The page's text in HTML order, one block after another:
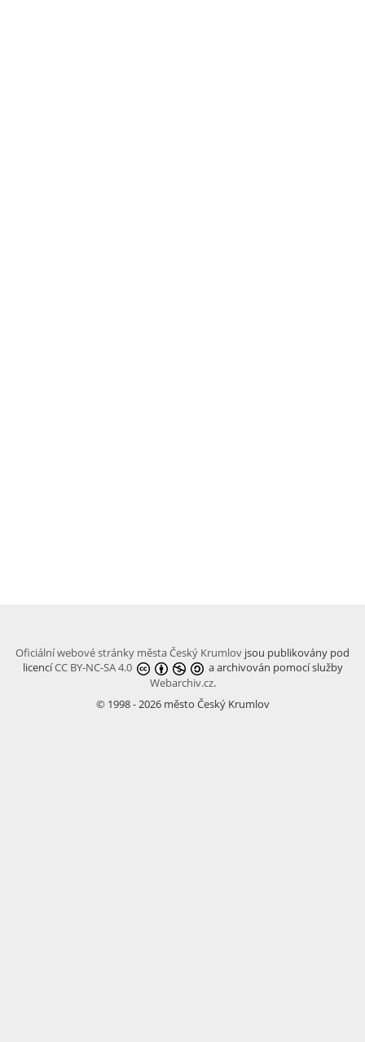
Oficiální webové stránky města Český Krumlov jsou publikovány pod
licencíCC BY-NC-SA 4.0
a archivován pomocí služby
Webarchiv.cz.
© 1998 - 2026 město Český Krumlov